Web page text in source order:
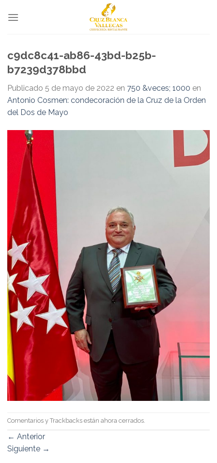
c9dc8c41-ab86-43bd-b25b-
b7239d378bbd
Publicado 5 de mayo de 2022 en 750 &veces; 1000 en
Antonio Cosmen: condecoración de la Cruz de la Orden
del Dos de Mayo
Comentarios y Trackbacks están ahora cerrados.
← Anterior
Siguiente →